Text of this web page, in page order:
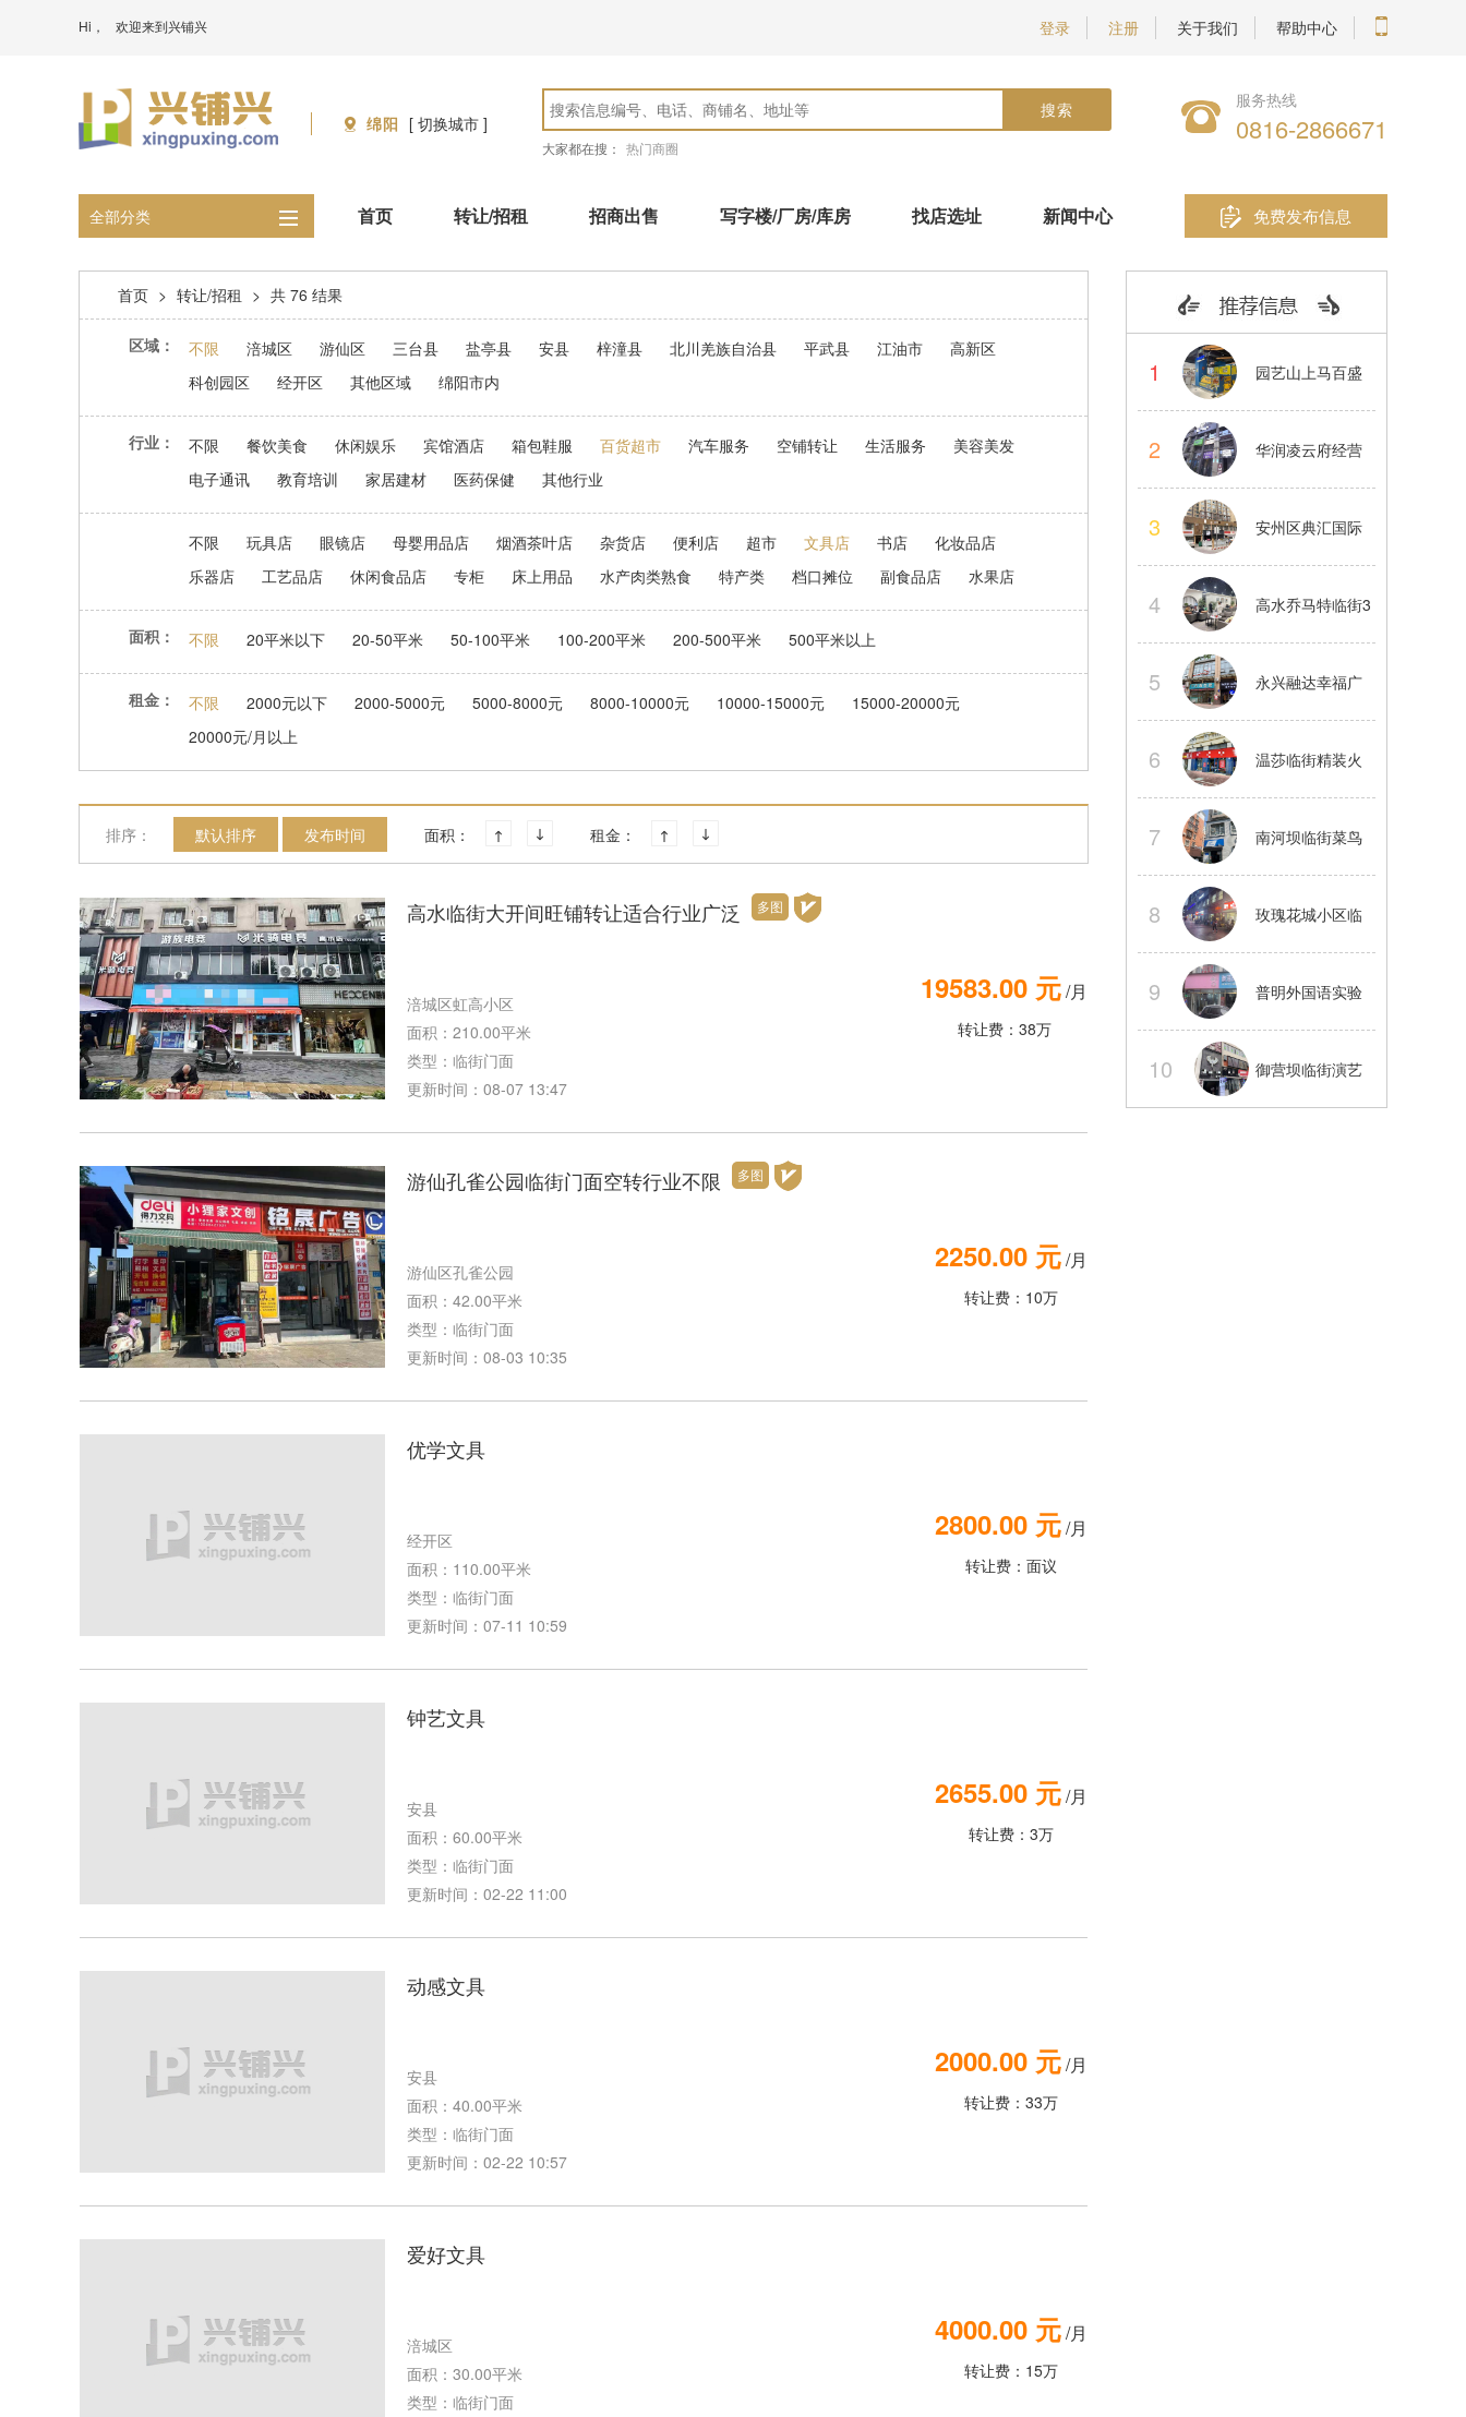
Hi， 欢迎来到兴铺兴 登录 注册 关于我们 帮助中心
绵阳 [ 切换城市 ]
大家都在搜： 热门商圈
服务热线
0816-2866671
全部分类 首页 转让/招租 招商出售 写字楼/厂房/库房 找店选址 新闻中心 免费发布信息
首页 > 转让/招租 > 共 76 结果
区域： 不限 涪城区 游仙区 三台县 盐亭县 安县 梓潼县 北川羌族自治县 平武县 江油市
高新区
科创园区
经开区 其他区域 绵阳市内
行业： 不限 餐饮美食 休闲娱乐 宾馆酒店 箱包鞋服 百货超市 汽车服务 空铺转让 生活服务
美容美发
电子通讯
教育培训 家居建材 医药保健 其他行业
不限 玩具店 眼镜店 母婴用品店 烟酒茶叶店 杂货店 便利店 超市 文具店 书店
化妆品店
乐器店
工艺品店 休闲食品店 专柜 床上用品 水产肉类熟食 特产类 档口摊位 副食品店 水果店
面积： 不限 20平米以下 20-50平米 50-100平米 100-200平米 200-500平米 500平米以上
租金： 不限 2000元以下 2000-5000元 5000-8000元 8000-10000元 10000-15000元
15000-20000元
20000元/月以上
排序： 默认排序 发布时间 面积： 租金：
高水临街大开间旺铺转让适合行业广泛 多图
涪城区虹高小区
面积：210.00平米
类型：临街门面
更新时间：08-07 13:47
19583.00 元/月
转让费：38万
游仙孔雀公园临街门面空转行业不限 多图
游仙区孔雀公园
面积：42.00平米
类型：临街门面
更新时间：08-03 10:35
2250.00 元/月
转让费：10万
优学文具
经开区
面积：110.00平米
类型：临街门面
更新时间：07-11 10:59
2800.00 元/月
转让费：面议
钟艺文具
安县
面积：60.00平米
类型：临街门面
更新时间：02-22 11:00
2655.00 元/月
转让费：3万
动感文具
安县
面积：40.00平米
类型：临街门面
更新时间：02-22 10:57
2000.00 元/月
转让费：33万
爱好文具
涪城区
面积：30.00平米
类型：临街门面
4000.00 元/月
转让费：15万
1 园艺山上马百盛
2 华润凌云府经营
3 安州区典汇国际
4 高水乔马特临街3
5 永兴融达幸福广
6 温莎临街精装火
系
7 南河坝临街菜鸟
8 玫瑰花城小区临
9 普明外国语实验
10 御营坝临街演艺